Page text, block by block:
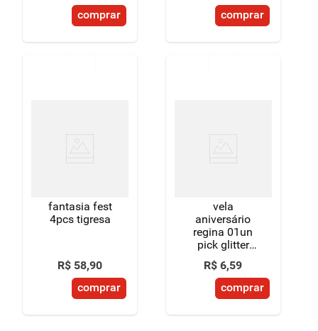
comprar
comprar
fantasia fest
4pcs tigresa
R$ 58,90
comprar
vela
aniversário
regina 01un
pick glitter
dourada
interrogacao
R$ 6,59
comprar